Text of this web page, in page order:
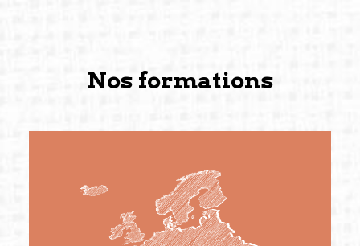
Nos formations